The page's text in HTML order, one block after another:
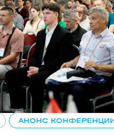
АНОНС